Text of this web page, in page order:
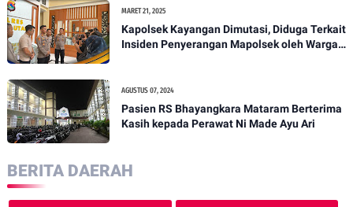
MARET 21, 2025
Kapolsek Kayangan Dimutasi, Diduga Terkait
Insiden Penyerangan Mapolsek oleh Warga -
AGUSTUS 07, 2024
Pasien RS Bhayangkara Mataram Berterima
Kasih kepada Perawat Ni Made Ayu Ari
BERITA DAERAH